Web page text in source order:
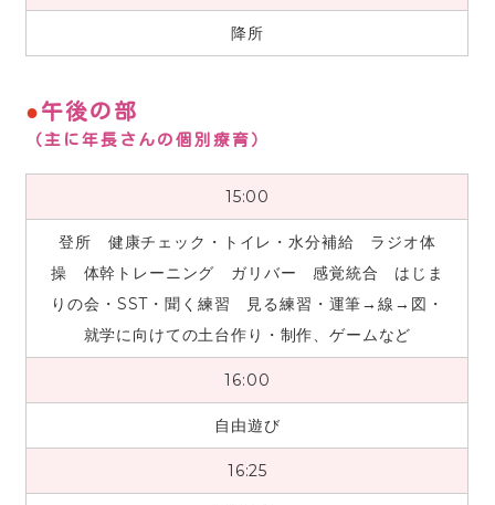
降所
午後の部
（主に年長さんの個別療育）
15:00
登所 健康チェック・トイレ・水分補給 ラジオ体
操 体幹トレーニング ガリバー 感覚統合 はじま
りの会・SST・聞く練習 見る練習・運筆→線→図・
就学に向けての土台作り・制作、ゲームなど
16:00
自由遊び
16:25